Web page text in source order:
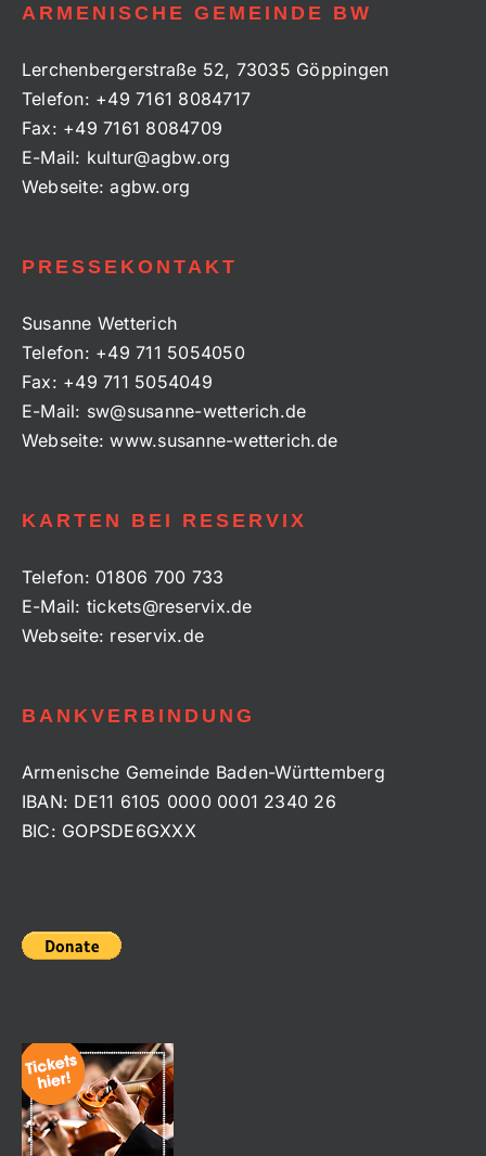
ARMENISCHE GEMEINDE BW
Lerchenbergerstraße 52, 73035 Göppingen
Telefon: +49 7161 8084717
Fax: +49 7161 8084709
E-Mail: kultur@agbw.org
Webseite:agbw.org
PRESSEKONTAKT
Susanne Wetterich
Telefon: +49 711 5054050
Fax: +49 711 5054049
E-Mail: sw@susanne-wetterich.de
Webseite:www.susanne-wetterich.de
KARTEN BEI RESERVIX
Telefon: 01806 700 733
E-Mail: tickets@reservix.de
Webseite: reservix.de
BANKVERBINDUNG
Armenische Gemeinde Baden-Württemberg
IBAN: DE11 6105 0000 0001 2340 26
BIC: GOPSDE6GXXX